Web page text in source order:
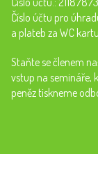
Číslo účtu pro
a plateb za WC
Staňte se členem
vstup na semináře,
peněz tiskneme